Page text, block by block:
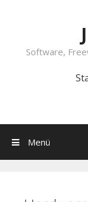
Software,
Menü